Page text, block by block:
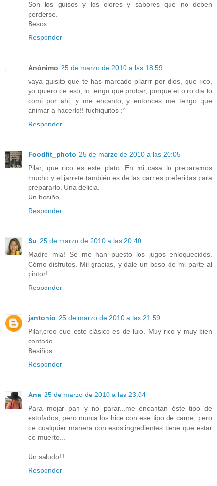
Son los guisos y los olores y sabores que no deben
perderse.
Besos
Responder
Anónimo 25 de marzo de 2010 a las 18:59
vaya guisito que te has marcado pilarrr por dios, que rico,
yo quiero de eso, lo tengo que probar, porque el otro dia lo
comi por ahi, y me encanto, y entonces me tengo que
animar a hacerlo!! fuchiquitos :*
Responder
Foodfit_photo 25 de marzo de 2010 a las 20:05
Pilar, que rico es este plato. En mi casa lo preparamos
mucho y el jarrete también es de las carnes preferidas para
prepararlo. Una delicia.
Un besiño.
Responder
Su 25 de marzo de 2010 a las 20:40
Madre mia! Se me han puesto los jugos enloquecidos.
Cómo disfrutos. Mil gracias, y dale un beso de mi parte al
pintor!
Responder
jantonio 25 de marzo de 2010 a las 21:59
Pilar,creo que este clásico es de lujo. Muy rico y muy bien
contado.
Besiños.
Responder
Ana 25 de marzo de 2010 a las 23:04
Para mojar pan y no parar...me encantan éste tipo de
estofados, pero nunca los hice con ese tipo de carne, pero
de cualquier manera con esos ingredientes tiene que estar
de muerte...
Un saludo!!!
Responder